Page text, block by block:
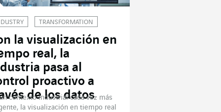
TRANSFORMATION
la visualización en
real, la
pasa al
proactivo a
de los datos
contexto industrial cada vez más
la visualización en tiempo real